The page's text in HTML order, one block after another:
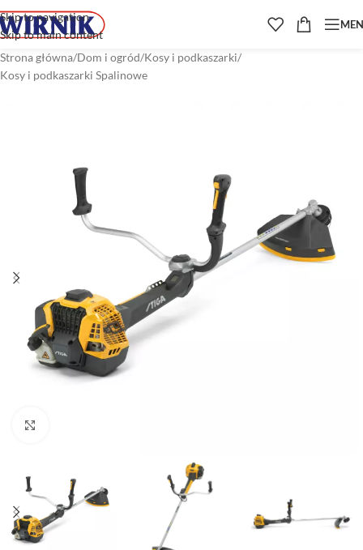
Skip to navigation
Skip to main content
Strona główna/Dom i ogród/Kosy i podkaszarki/
Kosy i podkaszarki Spalinowe